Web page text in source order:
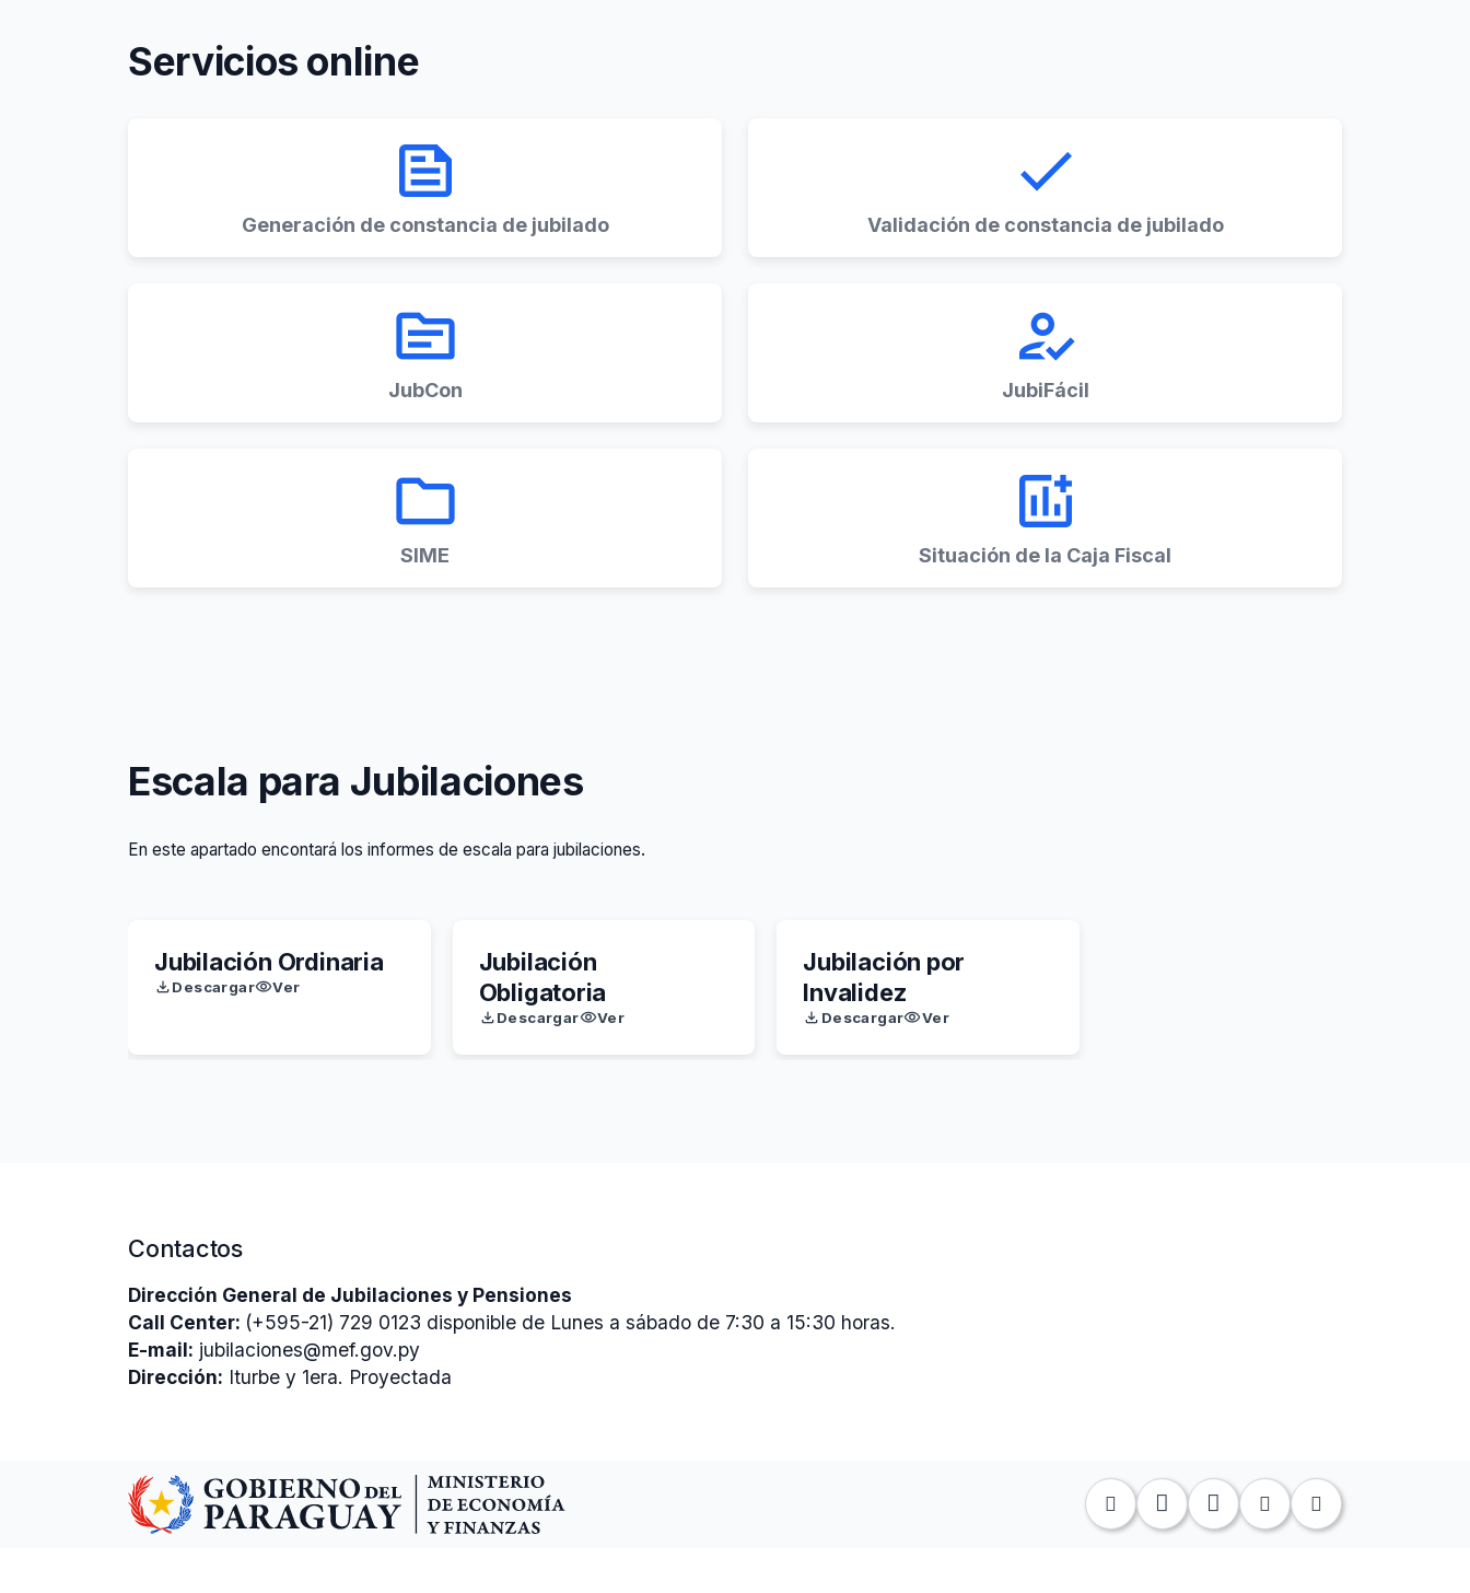
Servicios online
feed
Generación de constancia de jubilado
done
Validación de constancia de jubilado
topic
JubCon
how_to_reg
JubiFácil
folder
SIME
add_chart
Situación de la Caja Fiscal
Escala para Jubilaciones
En este apartado encontará los informes de escala para jubilaciones.
Jubilación Ordinaria
Descargar Ver
Jubilación
Obligatoria
Descargar Ver
Jubilación por
Invalidez
Descargar Ver
Contactos
Dirección General de Jubilaciones y Pensiones
Call Center: (+595-21) 729 0123 disponible de Lunes a sábado de 7:30 a 15:30 horas.
E-mail: jubilaciones@mef.gov.py
Dirección: Iturbe y 1era. Proyectada